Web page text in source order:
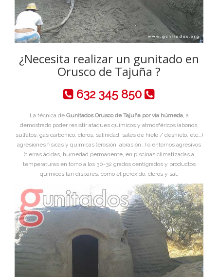
¿Necesita realizar un gunitado en
Orusco de Tajuña ?
632 345 850
La técnica de Gunitados Orusco de Tajuña por vía húmeda, a
demostrado poder resistir ataques químicos y atmosféricos (abonos,
sulfatos, gas carbónico, cloros, salinidad, sales de hielo / deshielo, etc…)
agresiones físicas y químicas (erosión, abrasión…) o entornos agresivos
(tierras ácidas, humedad permanente, en piscinas climatizadas a
temperaturas en torno a los 30-32 grados centigrados y productos
químicos tan dispares, como el peroxido, cloros y sal.